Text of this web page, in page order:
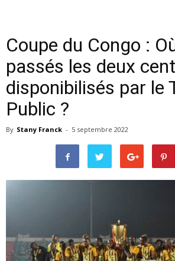
Coupe du Congo :
passés les deux
disponibilisés par le
Public ?
By Stany Franck - 5 septembre 2022